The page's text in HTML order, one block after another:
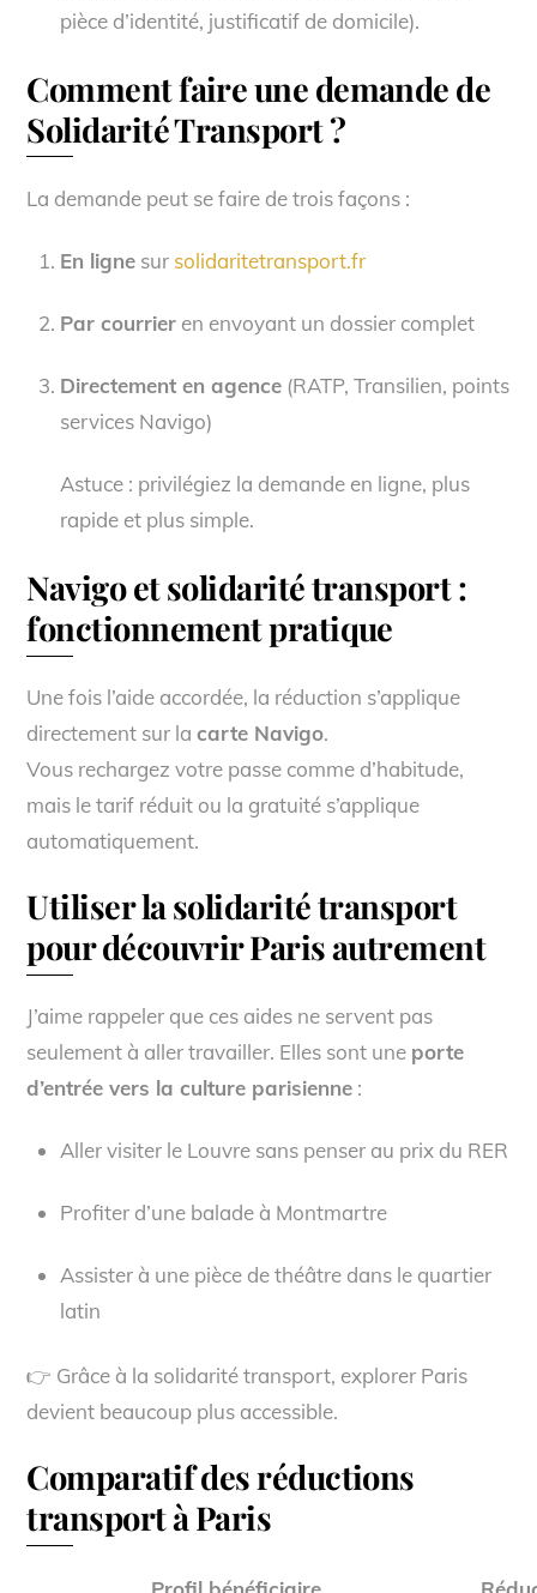
pièce d’identité, justificatif de domicile).
Comment faire une demande de
Solidarité Transport ?
La demande peut se faire de trois façons :
En lignesur solidaritetransport.fr
Par courrieren envoyant un dossier complet
Directement en agence(RATP, Transilien, points
services Navigo)
Astuce : privilégiez la demande en ligne, plus
rapide et plus simple.
Navigo et solidarité transport :
fonctionnement pratique
Une fois l’aide accordée, la réduction s’applique
directement sur lacarte Navigo.
Vous rechargez votre passe comme d’habitude,
mais le tarif réduit ou la gratuité s’applique
automatiquement.
Utiliser la solidarité transport
pour découvrir Paris autrement
J’aime rappeler que ces aides ne servent pas
seulement à aller travailler. Elles sont une porte
d’entrée vers la culture parisienne :
Aller visiter le Louvre sans penser au prix du RER
Profiter d’une balade à Montmartre
Assister à une pièce de théâtre dans le quartier
latin
👉 Grâce à la solidarité transport, explorer Paris
devient beaucoup plus accessible.
Comparatif des réductions
transport à Paris